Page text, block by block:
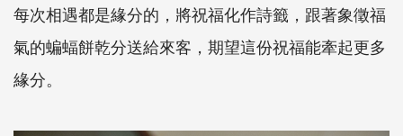
每次相遇都是緣分的，將祝福化作詩籤，跟著象徵福
氣的蝙蝠餅乾分送給來客，期望這份祝福能牽起更多
緣分。